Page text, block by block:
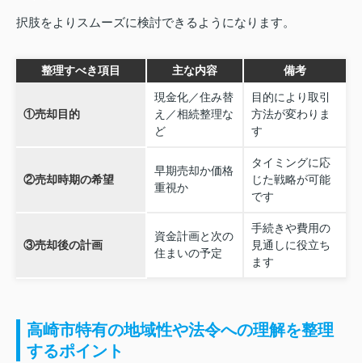
択肢をよりスムーズに検討できるようになります。
整理すべき項目 主な内容 備考
①売却目的
現金化／住み替
え／相続整理な
ど
目的により取引
方法が変わりま
す
②売却時期の希望
早期売却か価格
重視か
タイミングに応
じた戦略が可能
です
③売却後の計画
資金計画と次の
住まいの予定
手続きや費用の
見通しに役立ち
ます
高崎市特有の地域性や法令への理解を整理
するポイント